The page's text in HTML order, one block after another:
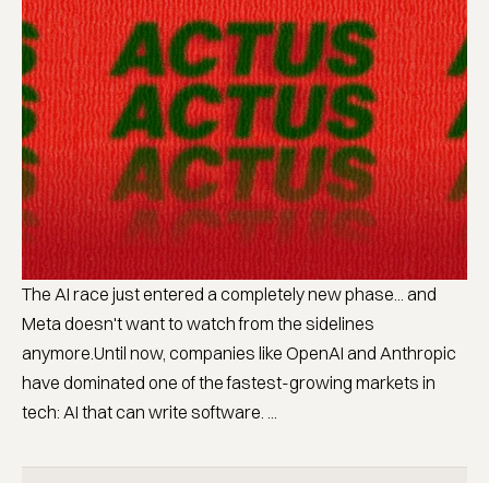
The AI race just entered a completely new phase... and
Meta doesn't want to watch from the sidelines
anymore.Until now, companies like OpenAI and Anthropic
have dominated one of the fastest-growing markets in
tech: AI that can write software. ...